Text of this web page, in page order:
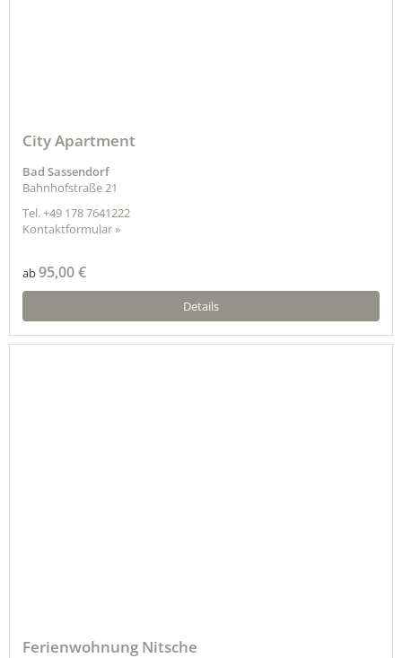
City Apartment
Bad Sassendorf
Bahnhofstraße 21
Tel. +49 178 7641222
Kontaktformular »
ab95,00 €
Details
Ferienwohnung Nitsche